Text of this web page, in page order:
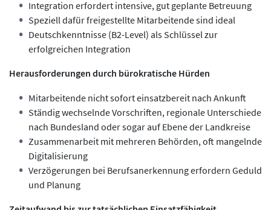
Integration erfordert intensive, gut geplante Betreuung
Speziell dafür freigestellte Mitarbeitende sind ideal
Deutschkenntnisse (B2-Level) als Schlüssel zur
erfolgreichen Integration
Herausforderungen durch bürokratische Hürden
Mitarbeitende nicht sofort einsatzbereit nach Ankunft
Ständig wechselnde Vorschriften, regionale Unterschiede
nach Bundesland oder sogar auf Ebene der Landkreise
Zusammenarbeit mit mehreren Behörden, oft mangelnde
Digitalisierung
Verzögerungen bei Berufsanerkennung erfordern Geduld
und Planung